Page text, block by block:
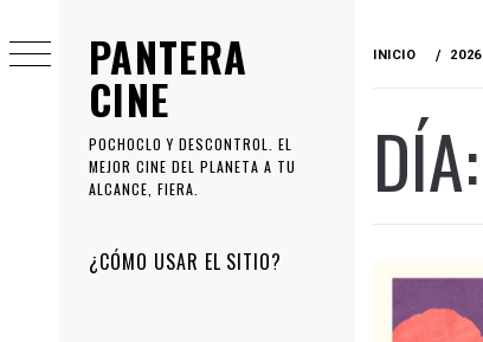
PANTERA
CINE
POCHOCLO Y DESCONTROL. EL
MEJOR CINE DEL PLANETA A TU
ALCANCE, FIERA.
principal
¿CÓMO USAR EL SITIO?
al
contenido
INICIO 2026
DÍA: